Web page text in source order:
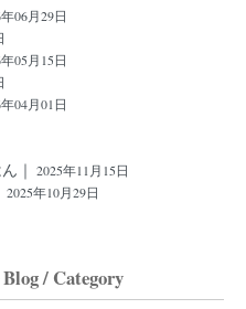
06月29日
05月15日
04月01日
｜ 2025年11月15日
2025年10月29日
/ Category